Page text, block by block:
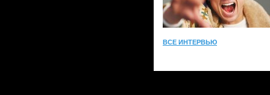
ВСЕ ИНТЕРВЬЮ